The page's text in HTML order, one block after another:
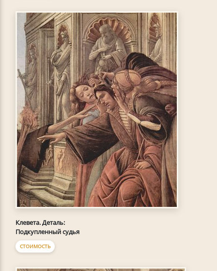
Клевета. Деталь:
Подкупленный судья
СТОИМОСТЬ